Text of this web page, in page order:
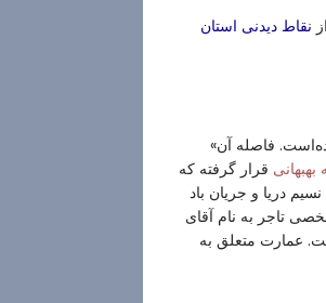
نقاط دیدنی استان
فاصله آن
بهبهانی قرار گرفته که
دریا و جریان باد
و مربوط به شخصی تاجر به نام آقای
عمارت متعلق به